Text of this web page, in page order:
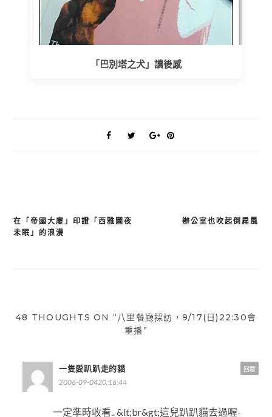
「巴別塔之犬」讀後感
文
在「帝國大廈」印證「西雅圖夜
未眠」的浪漫
辦公室也吹起倒扁風
48 THOUGHTS ON “八里餐廳採訪，9/17(日)22:30會
重播”
一隻愛趴趴走的貓
2006-09-0420:16:44
一定準時收看.. &lt;br&gt;這兒趴趴貓去過喔-
回覆